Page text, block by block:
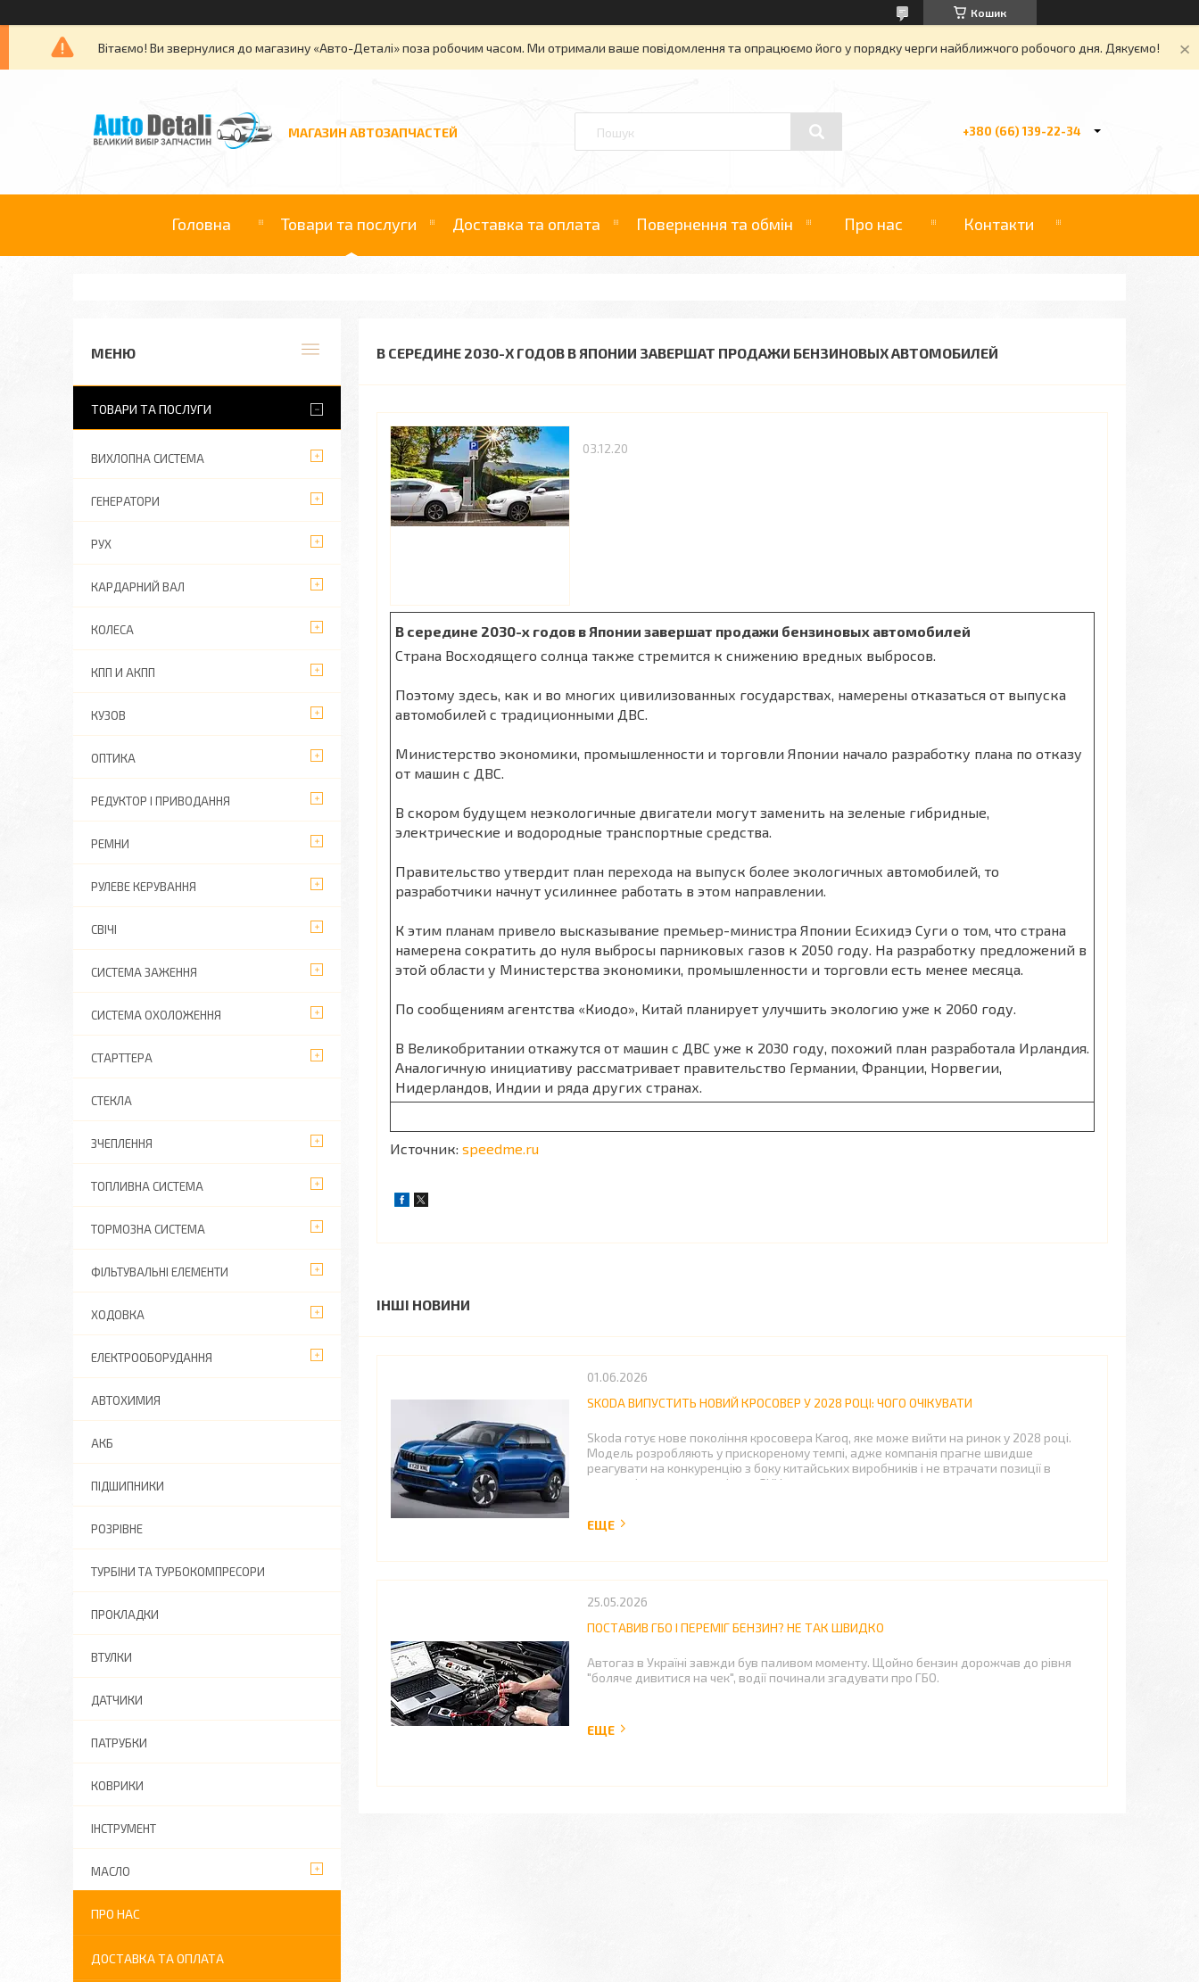
Кошик
Вітаємо! Ви звернулися до магазину «Авто-Деталі» поза робочим часом. Ми отримали ваше повідомлення та опрацюємо його у порядку черги найближчого робочого дня. Дякуємо!
МАГАЗИН АВТОЗАПЧАСТЕЙ +380 (66) 139-22-34
Головна Товари та послуги Доставка та оплата Повернення та обмін Про нас Контакти
В СЕРЕДИНЕ 2030-Х ГОДОВ В ЯПОНИИ ЗАВЕРШАТ ПРОДАЖИ БЕНЗИНОВЫХ АВТОМОБИЛЕЙ
03.12.20
В середине 2030-х годов в Японии завершат продажи бензиновых автомобилей
Страна Восходящего солнца также стремится к снижению вредных выбросов.
Поэтому здесь, как и во многих цивилизованных государствах, намерены отказаться от выпуска
автомобилей с традиционными ДВС.
Министерство экономики, промышленности и торговли Японии начало разработку плана по отказу
от машин с ДВС.
В скором будущем неэкологичные двигатели могут заменить на зеленые гибридные,
электрические и водородные транспортные средства.
Правительство утвердит план перехода на выпуск более экологичных автомобилей, то
разработчики начнут усилиннее работать в этом направлении.
К этим планам привело высказывание премьер-министра Японии Есихидэ Суги о том, что страна
намерена сократить до нуля выбросы парниковых газов к 2050 году. На разработку предложений в
этой области у Министерства экономики, промышленности и торговли есть менее месяца.
По сообщениям агентства «Киодо», Китай планирует улучшить экологию уже к 2060 году.
В Великобритании откажутся от машин с ДВС уже к 2030 году, похожий план разработала Ирландия.
Аналогичную инициативу рассматривает правительство Германии, Франции, Норвегии,
Нидерландов, Индии и ряда других странах.
Источник: speedme.ru
ІНШІ НОВИНИ
01.06.2026
SKODA ВИПУСТИТЬ НОВИЙ КРОСОВЕР У 2028 РОЦІ: ЧОГО ОЧІКУВАТИ
Skoda готує нове покоління кросовера Karoq, яке може вийти на ринок у 2028 році.
Модель розробляють у прискореному темпі, адже компанія прагне швидше
реагувати на конкуренцію з боку китайських виробників і не втрачати позиції в
сегменті середньорозмірних SUV.
25.05.2026
ПОСТАВИВ ГБО І ПЕРЕМІГ БЕНЗИН? НЕ ТАК ШВИДКО
Автогаз в Україні завжди був паливом моменту. Щойно бензин дорожчав до рівня
"боляче дивитися на чек", водії починали згадувати про ГБО.
ТОВАРИ ТА ПОСЛУГИ
ВИХЛОПНА СИСТЕМА
ГЕНЕРАТОРИ
РУХ
КАРДАРНИЙ ВАЛ
КОЛЕСА
КПП И АКПП
КУЗОВ
ОПТИКА
РЕДУКТОР І ПРИВОДАННЯ
РЕМНИ
РУЛЕВЕ КЕРУВАННЯ
СВІЧІ
СИСТЕМА ЗАЖЕННЯ
СИСТЕМА ОХОЛОЖЕННЯ
СТАРТТЕРА
СТЕКЛА
ЗЧЕПЛЕННЯ
ТОПЛИВНА СИСТЕМА
ТОРМОЗНА СИСТЕМА
ФІЛЬТУВАЛЬНІ ЕЛЕМЕНТИ
ХОДОВКА
ЕЛЕКТРООБОРУДАННЯ
АВТОХИМИЯ
АКБ
ПІДШИПНИКИ
РОЗРІВНЕ
ТУРБІНИ ТА ТУРБОКОМПРЕСОРИ
ПРОКЛАДКИ
ВТУЛКИ
ДАТЧИКИ
ПАТРУБКИ
КОВРИКИ
ІНСТРУМЕНТ
МАСЛО
ПРО НАС
ДОСТАВКА ТА ОПЛАТА